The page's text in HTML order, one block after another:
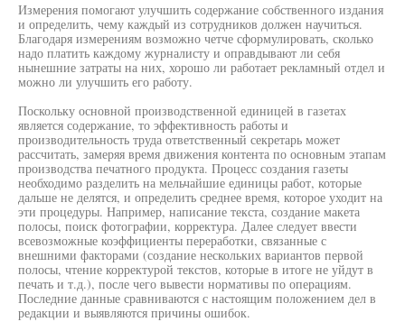
Измерения помогают улучшить содержание собственного издания
и определить, чему каждый из сотрудников должен научиться.
Благодаря измерениям возможно четче сформулировать, сколько
надо платить каждому журналисту и оправдывают ли себя
нынешние затраты на них, хорошо ли работает рекламный отдел и
можно ли улучшить его работу.
Поскольку основной производственной единицей в газетах
является содержание, то эффективность работы и
производительность труда ответственный секретарь может
рассчитать, замеряя время движения контента по основным этапам
производства печатного продукта. Процесс создания газеты
необходимо разделить на мельчайшие единицы работ, которые
дальше не делятся, и определить среднее время, которое уходит на
эти процедуры. Например, написание текста, создание макета
полосы, поиск фотографии, корректура. Далее следует ввести
всевозможные коэффициенты переработки, связанные с
внешними факторами (создание нескольких вариантов первой
полосы, чтение корректурой текстов, которые в итоге не уйдут в
печать и т.д.), после чего вывести нормативы по операциям.
Последние данные сравниваются с настоящим положением дел в
редакции и выявляются причины ошибок.